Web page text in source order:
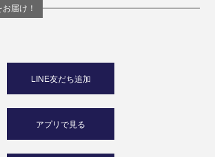
届け！
LINE友だち追加
アプリで見る